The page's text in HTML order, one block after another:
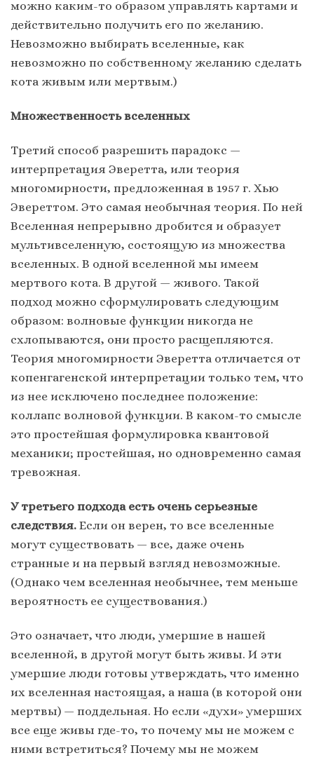
можно каким-то образом управлять картами и
действительно получить его по желанию.
Невозможно выбирать вселенные, как
невозможно по собственному желанию сделать
кота живым или мертвым.)
Множественность вселенных
Третий способ разрешить парадокс —
интерпретация Эверетта, или теория
многомирности, предложенная в 1957 г. Хью
Эвереттом. Это самая необычная теория. По ней
Вселенная непрерывно дробится и образует
мультивселенную, состоящую из множества
вселенных. В одной вселенной мы имеем
мертвого кота. В другой — живого. Такой
подход можно сформулировать следующим
образом: волновые функции никогда не
схлопываются, они просто расщепляются.
Теория многомирности Эверетта отличается от
копенгагенской интерпретации только тем, что
из нее исключено последнее положение:
коллапс волновой функции. В каком-то смысле
это простейшая формулировка квантовой
механики; простейшая, но одновременно самая
тревожная.
У третьего подхода есть очень серьезные
следствия. Если он верен, то все вселенные
могут существовать — все, даже очень
странные и на первый взгляд невозможные.
(Однако чем вселенная необычнее, тем меньше
вероятность ее существования.)
Это означает, что люди, умершие в нашей
вселенной, в другой могут быть живы. И эти
умершие люди готовы утверждать, что именно
их вселенная настоящая, а наша (в которой они
мертвы) — поддельная. Но если «духи» умерших
все еще живы где-то, то почему мы не можем с
ними встретиться? Почему мы не можем